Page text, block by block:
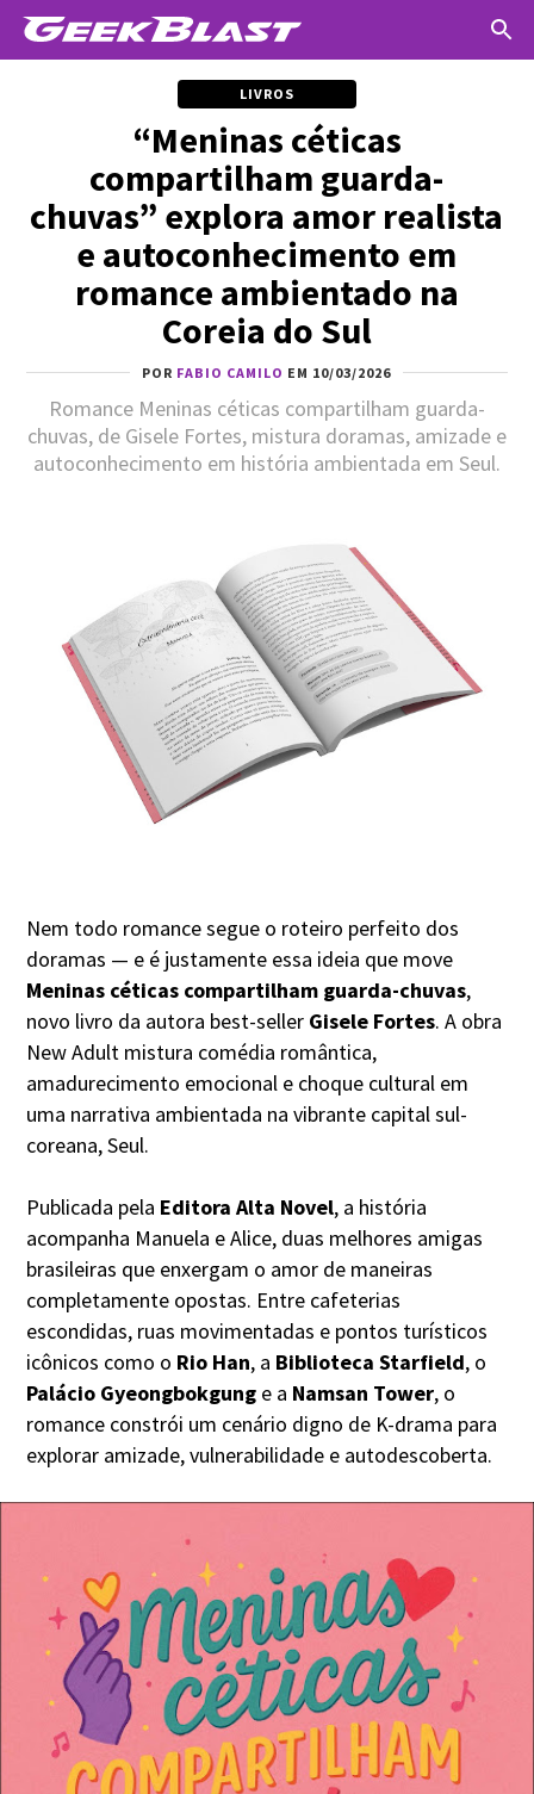
LIVROS
“Meninas céticas
compartilham guarda-
chuvas” explora amor realista
e autoconhecimento em
romance ambientado na
Coreia do Sul
POR FABIO CAMILO EM 10/03/2026
Romance Meninas céticas compartilham guarda-
chuvas, de Gisele Fortes, mistura doramas, amizade e
autoconhecimento em história ambientada em Seul.
Nem todo romance segue o roteiro perfeito dos
doramas — e é justamente essa ideia que move
Meninas céticas compartilham guarda-chuvas,
novo livro da autora best-seller Gisele Fortes. A obra
New Adult mistura comédia romântica,
amadurecimento emocional e choque cultural em
uma narrativa ambientada na vibrante capital sul-
coreana, Seul.
Publicada pela Editora Alta Novel, a história
acompanha Manuela e Alice, duas melhores amigas
brasileiras que enxergam o amor de maneiras
completamente opostas. Entre cafeterias
escondidas, ruas movimentadas e pontos turísticos
icônicos como o Rio Han, a Biblioteca Starfield, o
Palácio Gyeongbokgung e a Namsan Tower, o
romance constrói um cenário digno de K-drama para
explorar amizade, vulnerabilidade e autodescoberta.